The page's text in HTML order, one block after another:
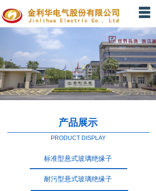
网站首页
投资者关系
产品展示
新闻资讯
联系我们
产品展示
PRODUCT DISPLAY
标准型悬式玻璃绝缘子
耐污型悬式玻璃绝缘子